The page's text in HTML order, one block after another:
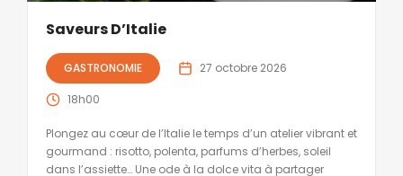
Saveurs D’Italie
GASTRONOMIE 27 octobre 2026
18h00
Plongez au cœur de l’Italie le temps d’un atelier vibrant et
gourmand : risotto, polenta, parfums d’herbes, soleil
dans l’assiette… Une ode à la dolce vita à partager